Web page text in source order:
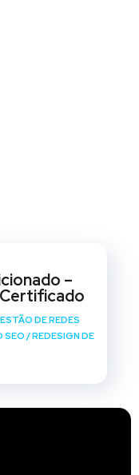
–
DE REDES
SEO /REDESIGN DE